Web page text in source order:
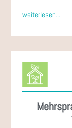
weiterlesen...